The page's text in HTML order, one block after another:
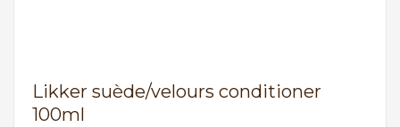
Likker suède/velours conditioner
100ml